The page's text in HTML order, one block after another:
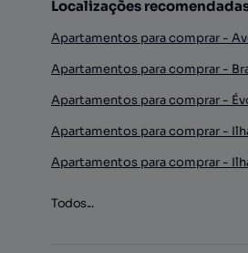
Localizações
Apartamentos para comprar -
Apartamentos para comprar -
Apartamentos para comprar -
Apartamentos para comprar -
Apartamentos para comprar -
Todos...